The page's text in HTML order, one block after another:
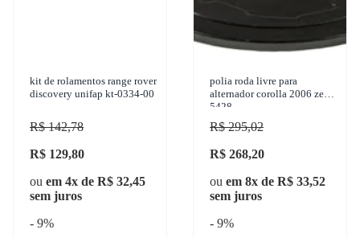
kit de rolamentos range rover
discovery unifap kt-0334-00
R$ 142,78
R$ 129,80
ou em 4x de R$ 32,45
sem juros
- 9%
polia roda livre para
alternador corolla 2006 zen -
5428
R$ 295,02
R$ 268,20
ou em 8x de R$ 33,52
sem juros
- 9%